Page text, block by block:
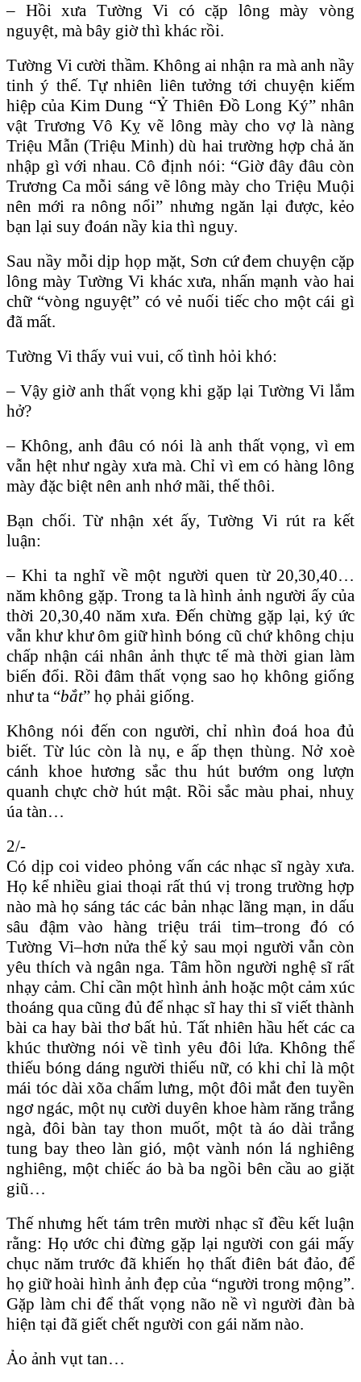
– Hồi xưa Tường Vi có cặp lông mày vòng
nguyệt, mà bây giờ thì khác rồi.
Tường Vi cười thầm. Không ai nhận ra mà anh nầy
tinh ý thế. Tự nhiên liên tưởng tới chuyện kiếm
hiệp của Kim Dung “Ỷ Thiên Đồ Long Ký” nhân
vật Trương Vô Kỵ vẽ lông mày cho vợ là nàng
Triệu Mẫn (Triệu Minh) dù hai trường hợp chả ăn
nhập gì với nhau. Cô định nói: “Giờ đây đâu còn
Trương Ca mỗi sáng vẽ lông mày cho Triệu Muội
nên mới ra nông nổi” nhưng ngăn lại được, kẻo
bạn lại suy đoán nầy kia thì nguy.
Sau nầy mỗi dịp họp mặt, Sơn cứ đem chuyện cặp
lông mày Tường Vi khác xưa, nhấn mạnh vào hai
chữ “vòng nguyệt” có vẻ nuối tiếc cho một cái gì
đã mất.
Tường Vi thấy vui vui, cố tình hỏi khó:
– Vậy giờ anh thất vọng khi gặp lại Tường Vi lắm
hở?
– Không, anh đâu có nói là anh thất vọng, vì em
vẫn hệt như ngày xưa mà. Chỉ vì em có hàng lông
mày đặc biệt nên anh nhớ mãi, thế thôi.
Bạn chối. Từ nhận xét ấy, Tường Vi rút ra kết
luận:
– Khi ta nghĩ về một người quen từ 20,30,40…
năm không gặp. Trong ta là hình ảnh người ấy của
thời 20,30,40 năm xưa. Đến chừng gặp lại, ký ức
vẫn khư khư ôm giữ hình bóng cũ chứ không chịu
chấp nhận cái nhân ảnh thực tế mà thời gian làm
biến đổi. Rồi đâm thất vọng sao họ không giống
như ta “bắt” họ phải giống.
Không nói đến con người, chỉ nhìn đoá hoa đủ
biết. Từ lúc còn là nụ, e ấp thẹn thùng. Nở xoè
cánh khoe hương sắc thu hút bướm ong lượn
quanh chực chờ hút mật. Rồi sắc màu phai, nhuỵ
úa tàn…
2/-
Có dịp coi video phỏng vấn các nhạc sĩ ngày xưa.
Họ kể nhiều giai thoại rất thú vị trong trường hợp
nào mà họ sáng tác các bản nhạc lãng mạn, in dấu
sâu đậm vào hàng triệu trái tim–trong đó có
Tường Vi–hơn nửa thế kỷ sau mọi người vẫn còn
yêu thích và ngân nga. Tâm hồn người nghệ sĩ rất
nhạy cảm. Chỉ cần một hình ảnh hoặc một cảm xúc
thoáng qua cũng đủ để nhạc sĩ hay thi sĩ viết thành
bài ca hay bài thơ bất hủ. Tất nhiên hầu hết các ca
khúc thường nói về tình yêu đôi lứa. Không thể
thiếu bóng dáng người thiếu nữ, có khi chỉ là một
mái tóc dài xõa chấm lưng, một đôi mắt đen tuyền
ngơ ngác, một nụ cười duyên khoe hàm răng trắng
ngà, đôi bàn tay thon muốt, một tà áo dài trắng
tung bay theo làn gió, một vành nón lá nghiêng
nghiêng, một chiếc áo bà ba ngồi bên cầu ao giặt
giũ…
Thế nhưng hết tám trên mười nhạc sĩ đều kết luận
rằng: Họ ước chi đừng gặp lại người con gái mấy
chục năm trước đã khiến họ thất điên bát đảo, để
họ giữ hoài hình ảnh đẹp của “người trong mộng”.
Gặp làm chi để thất vọng não nề vì người đàn bà
hiện tại đã giết chết người con gái năm nào.
Ảo ảnh vụt tan…